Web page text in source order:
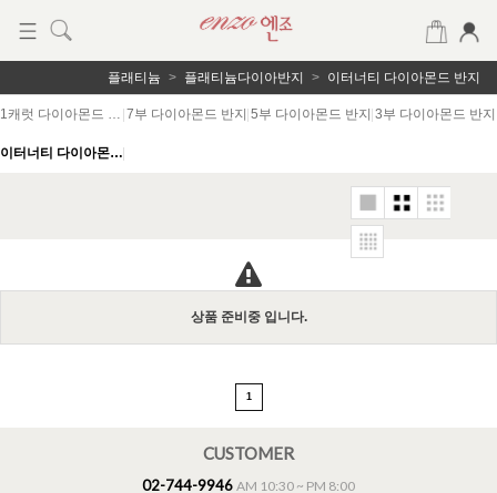
플래티늄 플래티늄다이아반지 이터너티 다이아몬드 반지
1캐럿 다이아몬드 반지 7부 다이아몬드 반지 5부 다이아몬드 반지 3부 다이아몬드 반지
이터너티 다이아몬드 반지
상품 준비중 입니다.
1
CUSTOMER
02-744-9946 AM 10:30 ~ PM 8:00